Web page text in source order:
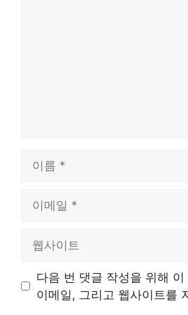
트
다음 번 댓글 작성을 위해
이메일, 그리고 웹사이트를